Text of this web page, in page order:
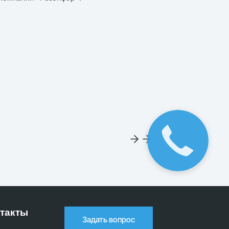
Задать вопрос
Закажите
звонок